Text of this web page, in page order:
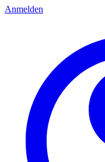
Anmelden